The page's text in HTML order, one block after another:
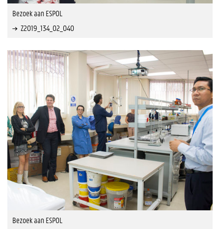
Bezoek aan ESPOL
Z2019_134_02_040
Bezoek aan ESPOL